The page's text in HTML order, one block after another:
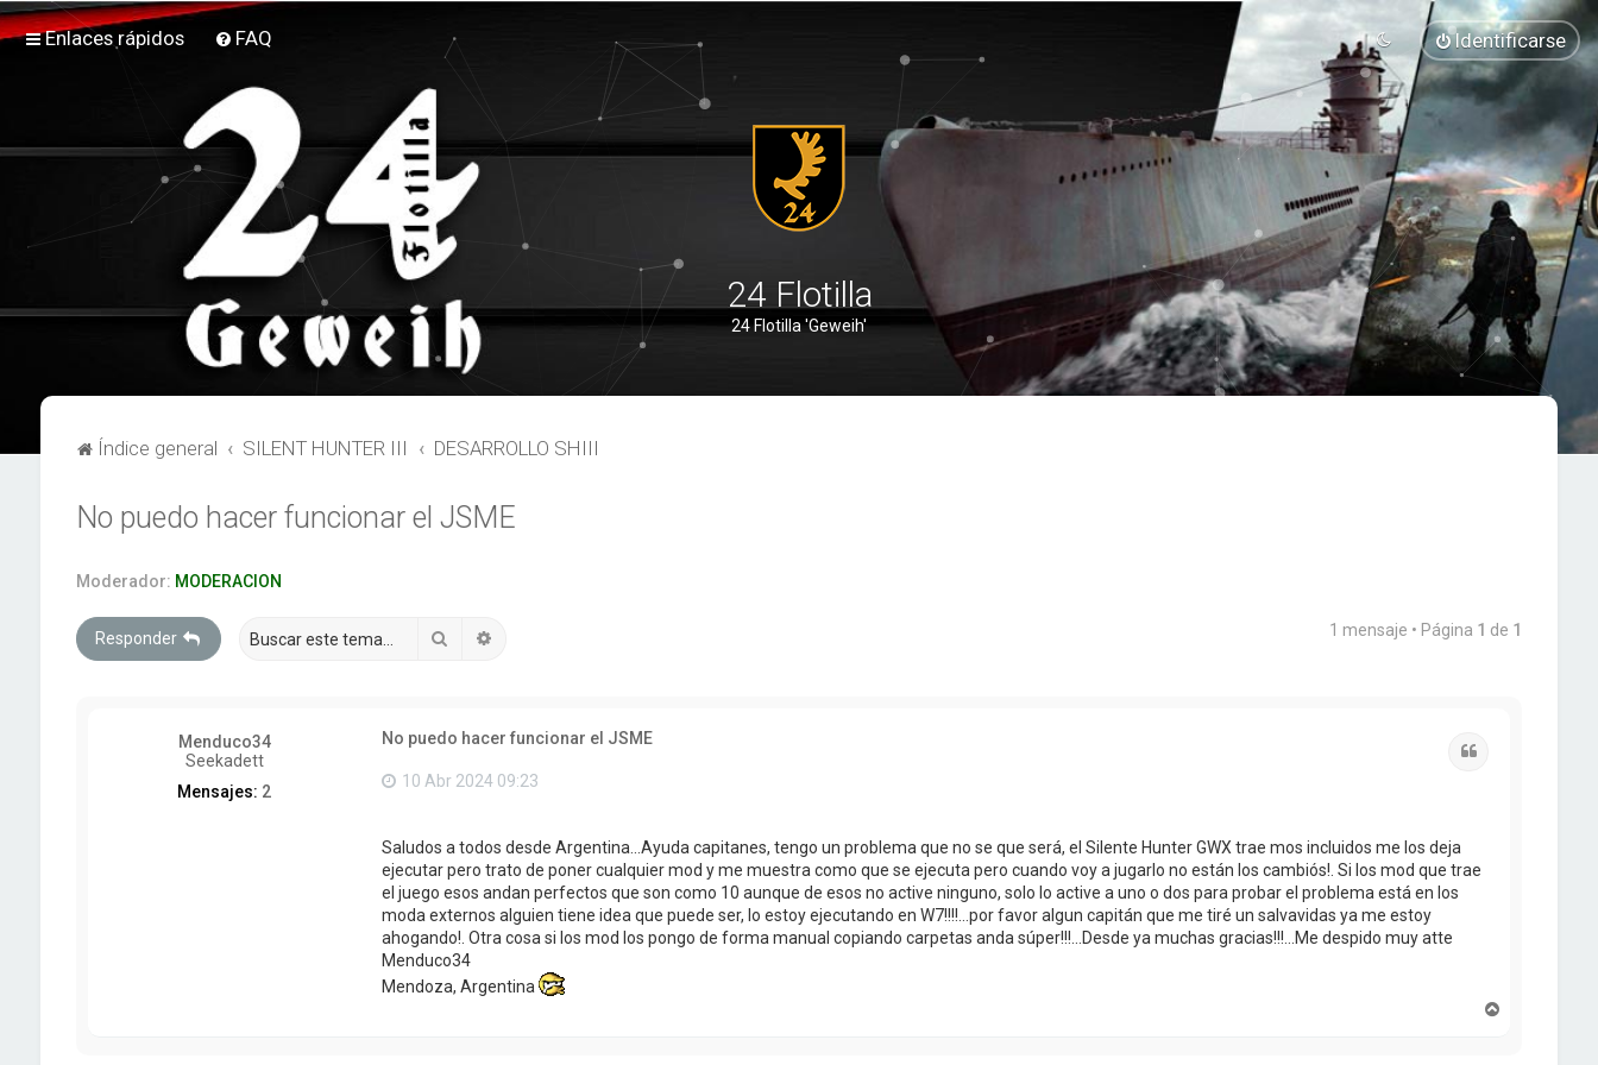
Enlaces rápidos FAQ Identificarse
24 Flotilla
24 Flotilla 'Geweih'
Índice general SILENT HUNTER III DESARROLLO SHIII
No puedo hacer funcionar el JSME
Moderador: MODERACION
Responder Buscar 1 mensaje • Página 1 de 1
Menduco34
Seekadett
Mensajes: 2
No puedo hacer funcionar el JSME
10 Abr 2024 09:23
Saludos a todos desde Argentina...Ayuda capitanes, tengo un problema que no se que será, el Silente Hunter GWX trae mos incluidos me los deja
ejecutar pero trato de poner cualquier mod y me muestra como que se ejecuta pero cuando voy a jugarlo no están los cambiós!. Si los mod que trae
el juego esos andan perfectos que son como 10 aunque de esos no active ninguno, solo lo active a uno o dos para probar el problema está en los
moda externos alguien tiene idea que puede ser, lo estoy ejecutando en W7!!!!...por favor algun capitán que me tiré un salvavidas ya me estoy
ahogando!. Otra cosa si los mod los pongo de forma manual copiando carpetas anda súper!!!...Desde ya muchas gracias!!!...Me despido muy atte
Menduco34
Mendoza, Argentina